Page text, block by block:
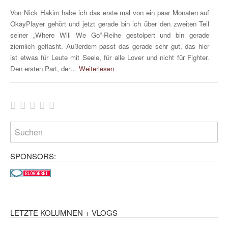
Von Nick Hakim habe ich das erste mal von ein paar Monaten auf
OkayPlayer gehört und jetzt gerade bin ich über den zweiten Teil
seiner „Where Will We Go“-Reihe gestolpert und bin gerade
ziemlich geflasht. Außerdem passt das gerade sehr gut, das hier
ist etwas für Leute mit Seele, für alle Lover und nicht für Fighter.
Den ersten Part, der… Weiterlesen
SPONSORS:
LETZTE KOLUMNEN + VLOGS